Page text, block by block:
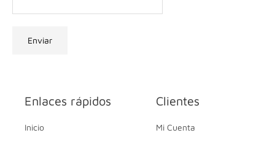
Enviar
Enlaces rápidos
Inicio
Clientes
Mi Cuenta